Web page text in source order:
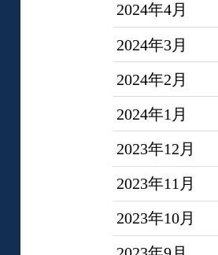
2024年4月
2024年3月
2024年2月
2024年1月
2023年12月
2023年11月
2023年10月